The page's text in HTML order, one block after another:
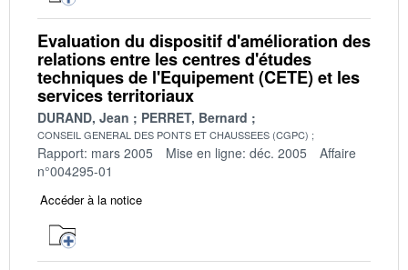
Evaluation du dispositif d'amélioration des
relations entre les centres d'études
techniques de l'Equipement (CETE) et les
services territoriaux
DURAND, Jean PERRET, Bernard
CONSEIL GENERAL DES PONTS ET CHAUSSEES (CGPC)
Rapport: mars 2005 Mise en ligne: déc. 2005
Affaire
n°004295-01
Accéder à la notice